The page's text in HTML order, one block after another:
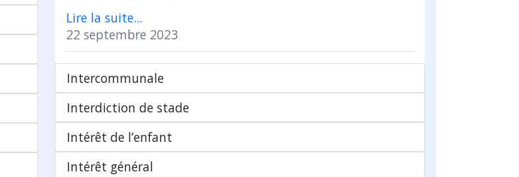
Lire la suite...
22 septembre 2023
Intercommunale
Interdiction de stade
Intérêt de l’enfant
Intérêt général